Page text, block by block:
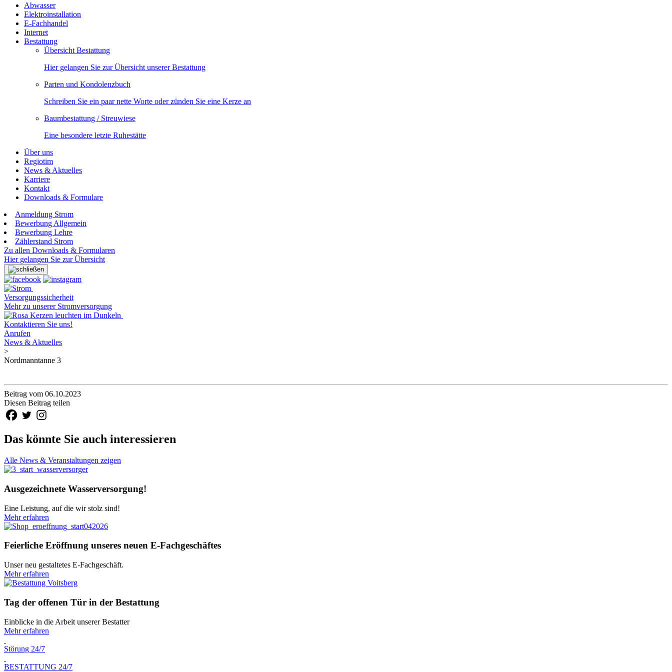
Abwasser
Elektroinstallation
E-Fachhandel
Internet
Bestattung
Übersicht Bestattung
Hier gelangen Sie zur Übersicht unserer Bestattung
Parten und Kondolenzbuch
Schreiben Sie ein paar nette Worte oder zünden Sie eine Kerze an
Baumbestattung / Streuwiese
Eine besondere letzte Ruhestätte
Über uns
Regiotim
News & Aktuelles
Karriere
Kontakt
Downloads & Formulare
Anmeldung Strom
Bewerbung Allgemein
Bewerbung Lehre
Zählerstand Strom
Zu allen Downloads & Formularen
Hier gelangen Sie zur Übersicht
Versorgungssicherheit
Mehr zu unserer Stromversorgung
Kontaktieren Sie uns!
Anrufen
News & Aktuelles
>
Nordmanntanne 3
Beitrag vom 06.10.2023
Diesen Beitrag teilen
Das könnte Sie auch interessieren
Alle News & Veranstaltungen zeigen
Ausgezeichnete Wasserversorgung!
Eine Leistung, auf die wir stolz sind!
Mehr erfahren
Feierliche Eröffnung unseres neuen E-Fachgeschäftes
Unser neu gestaltetes E-Fachgeschäft.
Mehr erfahren
Tag der offenen Tür in der Bestattung
Einblicke in die Arbeit unserer Bestatter
Mehr erfahren
Störung 24/7
BESTATTUNG 24/7